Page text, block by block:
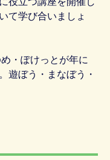
て学び合いましょ
・ぽけっとが年に
遊ぼう・まなぼう・